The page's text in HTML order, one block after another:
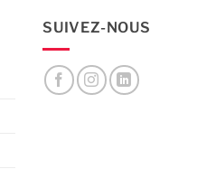
SUIVEZ-NOUS